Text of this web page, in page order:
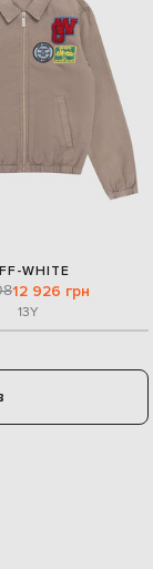
WHITE
12 926 грн
13Y